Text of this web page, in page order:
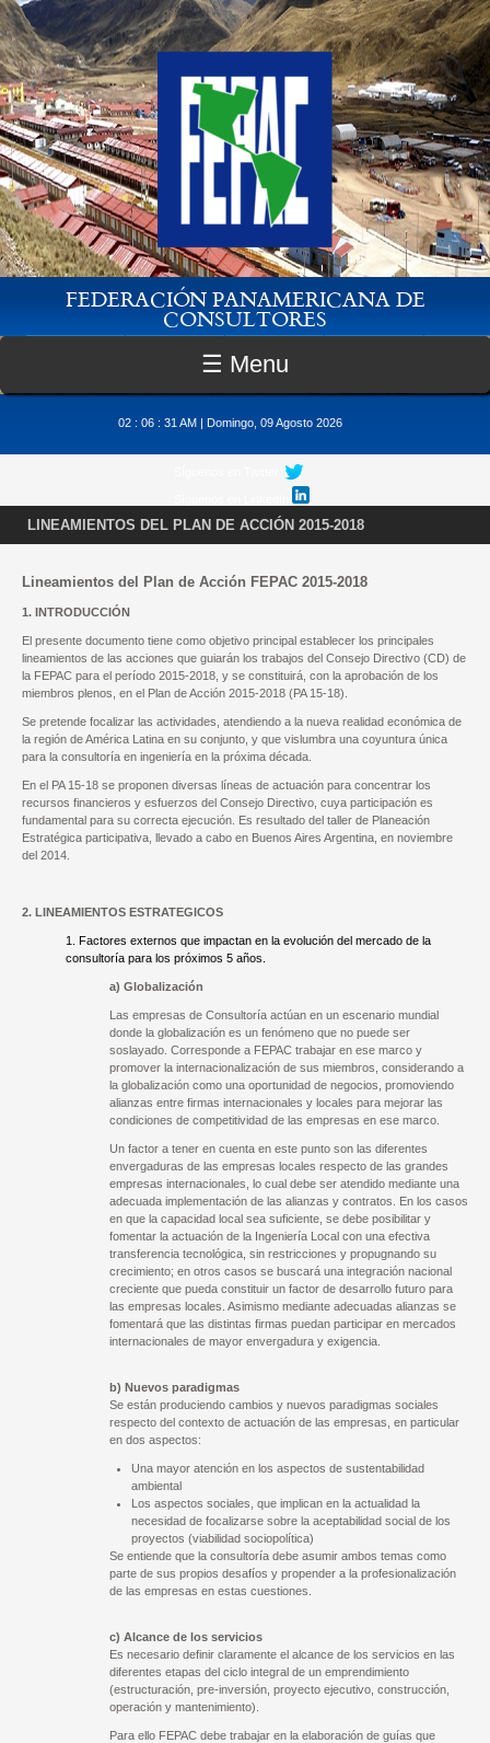
Pasar al contenido principal
FEDERACIÓN PANAMERICANA DE
CONSULTORES
☰ Menu
02 : 06 : 32 AM | Domingo, 09 Agosto 2026
LINEAMIENTOS DEL PLAN DE ACCIÓN 2015-2018
Lineamientos del Plan de Acción FEPAC 2015-2018
1. INTRODUCCIÓN
El presente documento tiene como objetivo principal establecer los principales
lineamientos de las acciones que guiarán los trabajos del Consejo Directivo (CD) de
la FEPAC para el período 2015-2018, y se constituirá, con la aprobación de los
miembros plenos, en el Plan de Acción 2015-2018 (PA 15-18).
Se pretende focalizar las actividades, atendiendo a la nueva realidad económica de
la región de América Latina en su conjunto, y que vislumbra una coyuntura única
para la consultoría en ingeniería en la próxima década.
En el PA 15-18 se proponen diversas líneas de actuación para concentrar los
recursos financieros y esfuerzos del Consejo Directivo, cuya participación es
fundamental para su correcta ejecución. Es resultado del taller de Planeación
Estratégica participativa, llevado a cabo en Buenos Aires Argentina, en noviembre
del 2014.
2. LINEAMIENTOS ESTRATEGICOS
1. Factores externos que impactan en la evolución del mercado de la
consultoría para los próximos 5 años.
a) Globalización
Las empresas de Consultoría actúan en un escenario mundial
donde la globalización es un fenómeno que no puede ser
soslayado. Corresponde a FEPAC trabajar en ese marco y
promover la internacionalización de sus miembros, considerando a
la globalización como una oportunidad de negocios, promoviendo
alianzas entre firmas internacionales y locales para mejorar las
condiciones de competitividad de las empresas en ese marco.
Un factor a tener en cuenta en este punto son las diferentes
envergaduras de las empresas locales respecto de las grandes
empresas internacionales, lo cual debe ser atendido mediante una
adecuada implementación de las alianzas y contratos. En los casos
en que la capacidad local sea suficiente, se debe posibilitar y
fomentar la actuación de la Ingeniería Local con una efectiva
transferencia tecnológica, sin restricciones y propugnando su
crecimiento; en otros casos se buscará una integración nacional
creciente que pueda constituir un factor de desarrollo futuro para
las empresas locales. Asimismo mediante adecuadas alianzas se
fomentará que las distintas firmas puedan participar en mercados
internacionales de mayor envergadura y exigencia.
b) Nuevos paradigmas
Se están produciendo cambios y nuevos paradigmas sociales
respecto del contexto de actuación de las empresas, en particular
en dos aspectos:
Una mayor atención en los aspectos de sustentabilidad
ambiental
Los aspectos sociales, que implican en la actualidad la
necesidad de focalizarse sobre la aceptabilidad social de los
proyectos (viabilidad sociopolítica)
Se entiende que la consultoría debe asumir ambos temas como
parte de sus propios desafíos y propender a la profesionalización
de las empresas en estas cuestiones.
c) Alcance de los servicios
Es necesario definir claramente el alcance de los servicios en las
diferentes etapas del ciclo integral de un emprendimiento
(estructuración, pre-inversión, proyecto ejecutivo, construcción,
operación y mantenimiento).
Para ello FEPAC debe trabajar en la elaboración de guías que